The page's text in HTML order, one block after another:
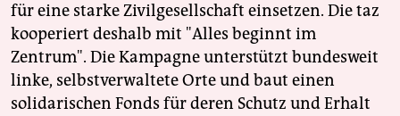
für eine starke Zivilgesellschaft einsetzen. Die taz
kooperiert deshalb mit "Alles beginnt im
Zentrum". Die Kampagne unterstützt bundesweit
linke, selbstverwaltete Orte und baut einen
solidarischen Fonds für deren Schutz und Erhalt